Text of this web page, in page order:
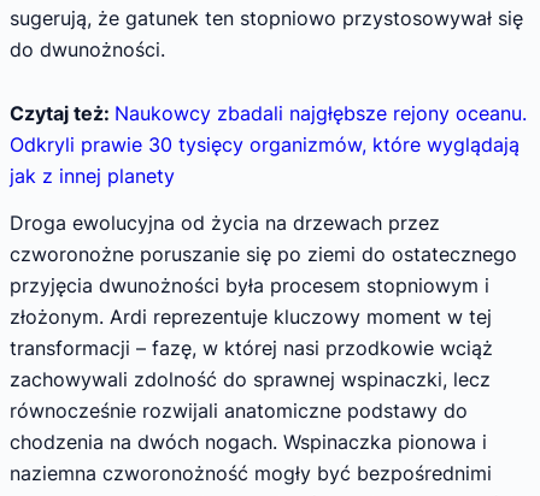
sugerują, że gatunek ten stopniowo przystosowywał się
do dwunożności.
Czytaj też: Naukowcy zbadali najgłębsze rejony oceanu.
Odkryli prawie 30 tysięcy organizmów, które wyglądają
jak z innej planety
Droga ewolucyjna od życia na drzewach przez
czworonożne poruszanie się po ziemi do ostatecznego
przyjęcia dwunożności była procesem stopniowym i
złożonym. Ardi reprezentuje kluczowy moment w tej
transformacji – fazę, w której nasi przodkowie wciąż
zachowywali zdolność do sprawnej wspinaczki, lecz
równocześnie rozwijali anatomiczne podstawy do
chodzenia na dwóch nogach. Wspinaczka pionowa i
naziemna czworonożność mogły być bezpośrednimi